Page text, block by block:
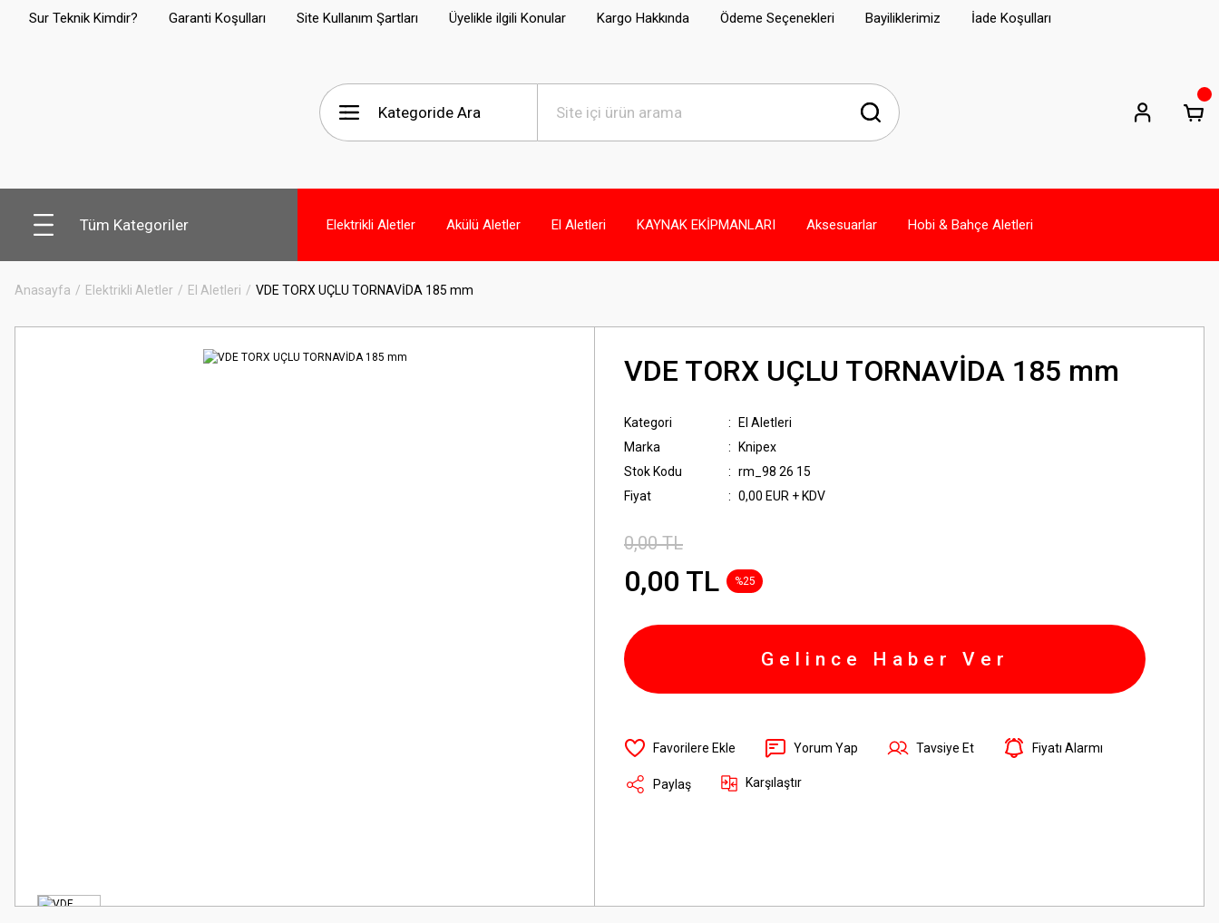
Sur Teknik Kimdir? Garanti Koşulları Site Kullanım Şartları Üyelikle ilgili Konular Kargo Hakkında Ödeme Seçenekleri Bayiliklerimiz İade Koşulları
Tüm Kategoriler Elektrikli Aletler Akülü Aletler El Aletleri KAYNAK EKİPMANLARI Aksesuarlar Hobi & Bahçe Aletleri
Anasayfa Elektrikli Aletler El Aletleri VDE TORX UÇLU TORNAVİDA 185 mm
VDE TORX UÇLU TORNAVİDA 185 mm
Kategori
El Aletleri
Marka
Knipex
Stok Kodu
rm_98 26 15
Fiyat
0,00 EUR + KDV
0,00 TL
0,00 TL %25
Gelince Haber Ver
Yorum Yap Tavsiye Et Fiyatı Alarmı
Paylaş Karşılaştır